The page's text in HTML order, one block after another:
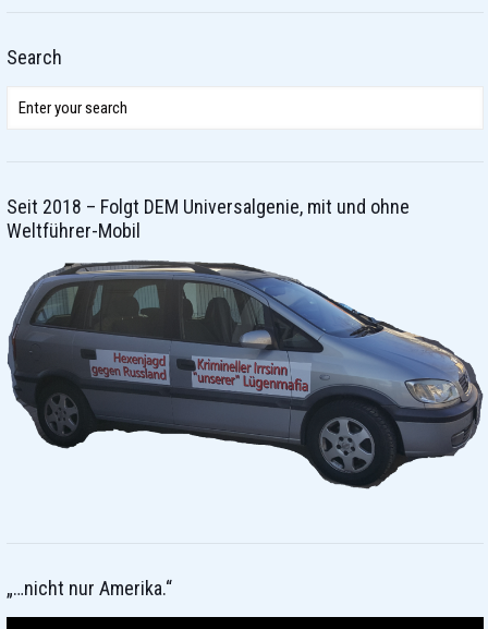
Search
Seit 2018 – Folgt DEM Universalgenie, mit und ohne
Weltführer-Mobil
„…nicht nur Amerika.“